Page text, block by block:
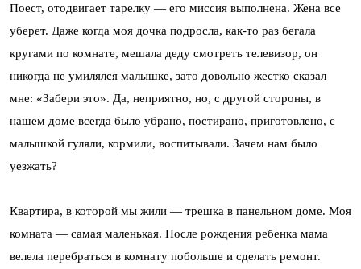
Поест, отодвигает тарелку — его миссия выполнена. Жена все
уберет. Даже когда моя дочка подросла, как-то раз бегала
кругами по комнате, мешала деду смотреть телевизор, он
никогда не умилялся малышке, зато довольно жестко сказал
мне: «Забери это». Да, неприятно, но, с другой стороны, в
нашем доме всегда было убрано, постирано, приготовлено, с
малышкой гуляли, кормили, воспитывали. Зачем нам было
уезжать?
Квартира, в которой мы жили — трешка в панельном доме. Моя
комната — самая маленькая. После рождения ребенка мама
велела перебраться в комнату побольше и сделать ремонт.